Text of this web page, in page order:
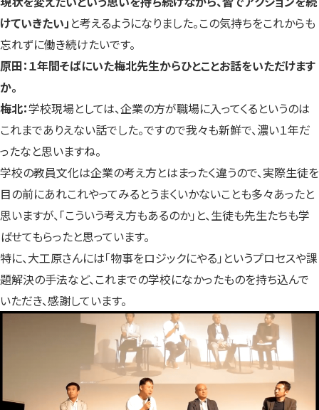
けていきたい」 と考えるようになりました。この気持ちをこれからも
忘れずに働き続けたいです。
原田：１年間そばにいた梅北先生からひとことお話をいただけます
か。
梅北：学校現場としては、企業の方が職場に入ってくるというのは
これまでありえない話でした。ですので我々も新鮮で、濃い１年だ
ったなと思いますね。
学校の教員文化は企業の考え方とはまったく違うので、実際生徒を
目の前にあれこれやってみるとうまくいかないことも多々あったと
思いますが、「こういう考え方もあるのか」と、生徒も先生たちも学
ばせてもらったと思っています。
特に、大工原さんには「物事をロジックにやる」というプロセスや課
題解決の手法など、これまでの学校になかったものを持ち込んで
いただき、感謝しています。